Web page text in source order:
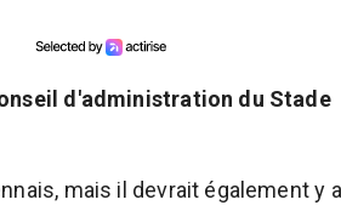
d'administration du Stade
mais il devrait également y